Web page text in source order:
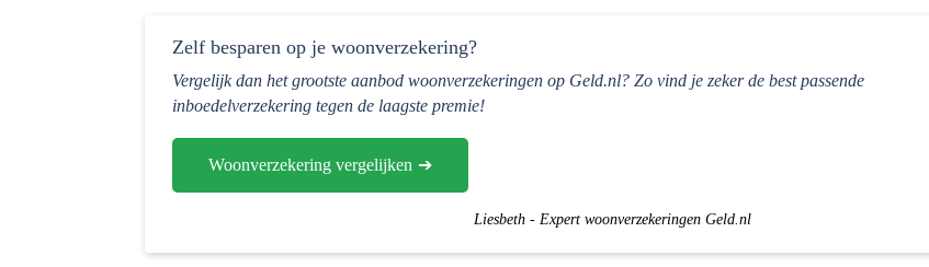
Zelf besparen op je woonverzekering?
Vergelijk dan het grootste aanbod woonverzekeringen op Geld.nl? Zo vind je zeker de best passende
inboedelverzekering tegen de laagste premie!
Woonverzekering vergelijken
Liesbeth - Expert woonverzekeringen Geld.nl